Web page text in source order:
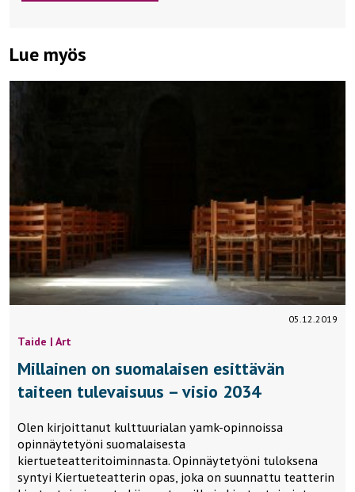
Lue myös
05.12.2019
Taide | Art
Millainen on suomalaisen esittävän
taiteen tulevaisuus – visio 2034
Olen kirjoittanut kulttuurialan yamk-opinnoissa
opinnäytetyöni suomalaisesta
kiertueteatteritoiminnasta. Opinnäytetyöni tuloksena
syntyi Kiertueteatterin opas, joka on suunnattu teatterin